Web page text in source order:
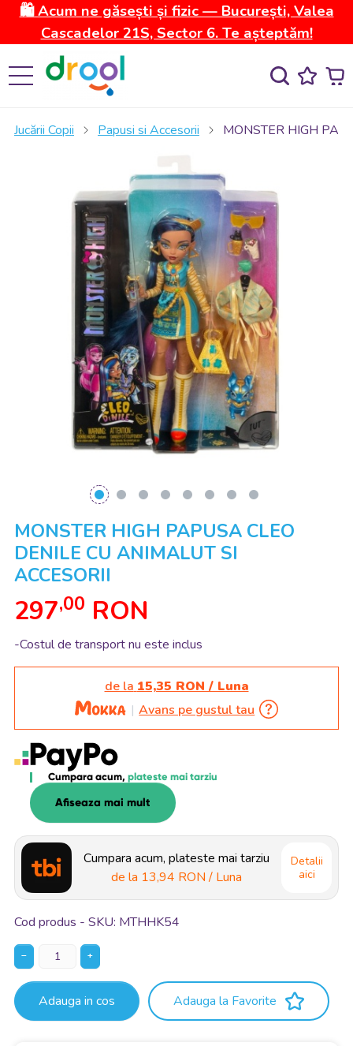
🛍️ Acum ne găsești și fizic — București, Valea
Cascadelor 21S, Sector 6. Te așteptăm!
Jucării Copii Papusi si Accesorii MONSTER HIGH
MONSTER HIGH PAPUSA CLEO
DENILE CU ANIMALUT SI
ACCESORII
297,00 RON
-Costul de transport nu este inclus
de la 15,35 RON / Luna
Avans pe gustul tau
Cumpara acum, plateste mai tarziu
Afiseaza mai mult
Cumpara acum, plateste mai tarziu
de la 13,94 RON / Luna
Detalii
aici
Cod produs - SKU MTHHK54
− +
Adauga in cos Adauga la Favorite